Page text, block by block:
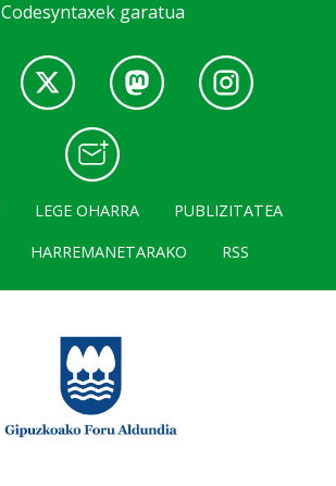
Codesyntaxek garatua
LEGE OHARRA
PUBLIZITATEA
HARREMANETARAKO RSS